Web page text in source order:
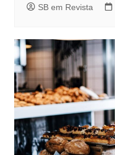
SB em Revista